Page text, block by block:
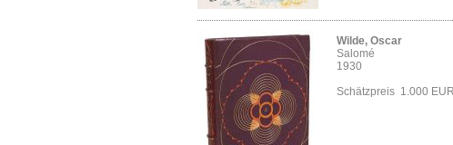
Wilde, Oscar
Salomé
1930
Schätzpreis 1.000 EUR